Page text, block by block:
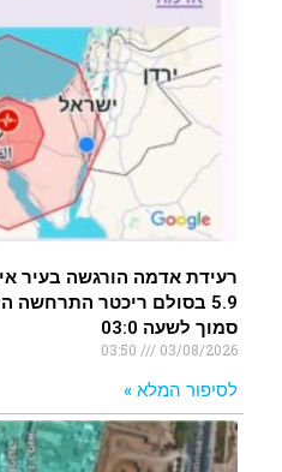
רעידת אדמה הורגשה בעיר
5.9 בסולם ריכטר התרחשה
סמוך לשעה 03:0
03/08/2026
לסיפור המלא »